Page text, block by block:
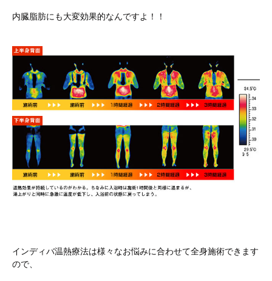
内臓脂肪にも大変効果的なんですよ！！
インディバ温熱療法は様々なお悩みに合わせて全身施術できます
ので、